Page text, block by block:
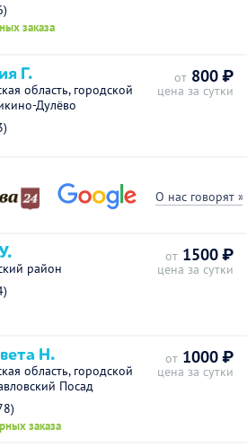
заказа
Г.
область, городской
Дулёво
от 800 ₽
цена за сутки
О нас говорят »
район
от 1500 ₽
цена за сутки
Н.
область, городской
Посад
заказа
от 1000 ₽
цена за сутки